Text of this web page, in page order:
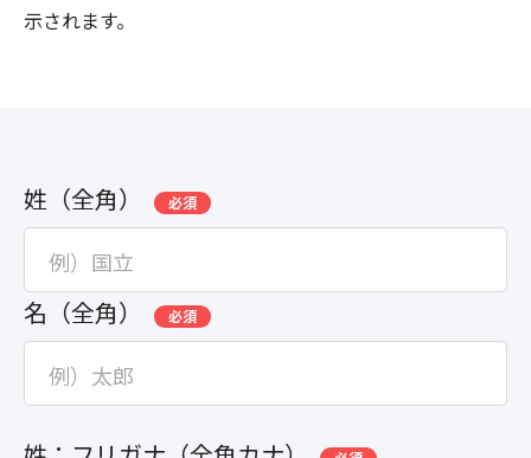
示されます。
姓（全角） 必須
名（全角） 必須